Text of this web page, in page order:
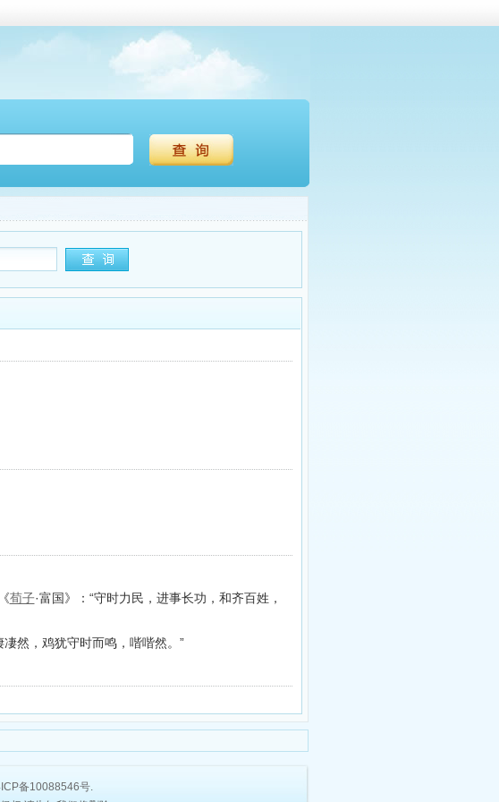
荀子·富国》：“守时力民，进事长功，和齐百姓，
凄然，鸡犹守时而鸣，喈喈然。”
备10088546号.